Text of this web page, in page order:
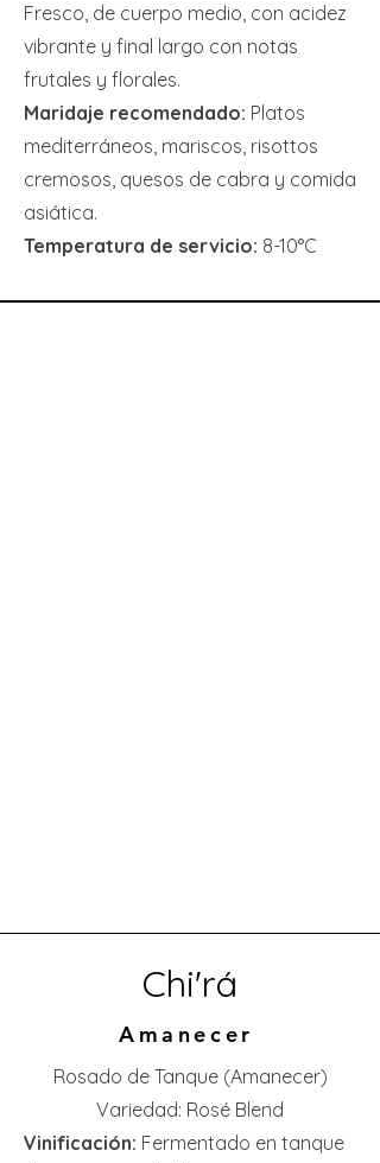
Fresco, de cuerpo medio, con acidez
vibrante y final largo con notas
frutales y florales.
Maridaje recomendado: Platos
mediterráneos, mariscos, risottos
cremosos, quesos de cabra y comida
asiática.
Temperatura de servicio: 8-10°C
Chi'rá
Amanecer
Rosado de Tanque (Amanecer)
Variedad: Rosé Blend
Vinificación: Fermentado en tanque